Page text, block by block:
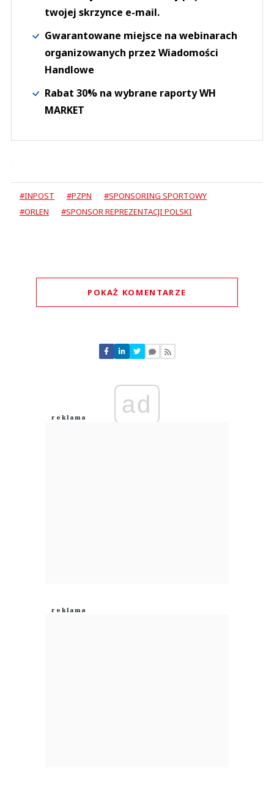
twojej skrzynce e-mail.
Gwarantowane miejsce na webinarach
organizowanych przez Wiadomości
Handlowe
Rabat 30% na wybrane raporty WH
MARKET
#INPOST #PZPN
#SPONSORING SPORTOWY
#ORLEN
#SPONSOR REPREZENTACJI POLSKI
POKAŻ KOMENTARZE
Nie znaleziono komentarzy
Zostaw swoje komentarze
Anuluj
ad